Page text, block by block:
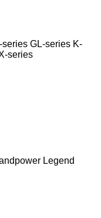
series GL-series K-
series
Legend